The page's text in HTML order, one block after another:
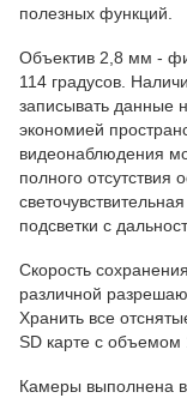
полезных функций.
Объектив 2,8 мм -
114 градусов.
записывать данные
экономией
видеонаблюдения
полного отсутствия
подсветки с
Скорость
различной
Хранить все
SD карте с объемом
Камеры выполнена в